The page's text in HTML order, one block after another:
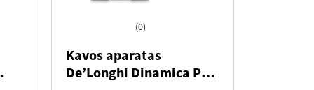
(0)
Kavos aparatas
De’Longhi Dinamica Plus